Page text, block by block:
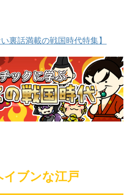
裏話満載の戦国時代特集】
ブンな江戸